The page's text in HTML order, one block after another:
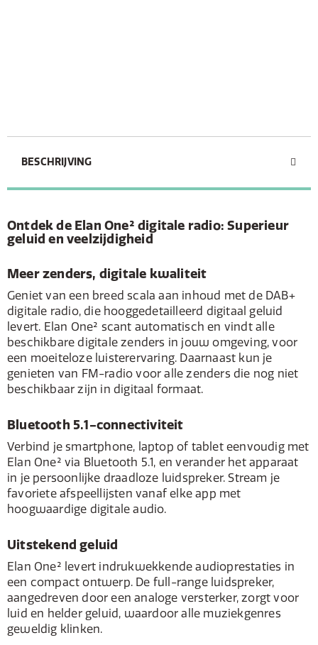
BESCHRIJVING
Ontdek de Elan One² digitale radio: Superieur
geluid en veelzijdigheid
Meer zenders, digitale kwaliteit
Geniet van een breed scala aan inhoud met de DAB+
digitale radio, die hooggedetailleerd digitaal geluid
levert. Elan One² scant automatisch en vindt alle
beschikbare digitale zenders in jouw omgeving, voor
een moeiteloze luisterervaring. Daarnaast kun je
genieten van FM-radio voor alle zenders die nog niet
beschikbaar zijn in digitaal formaat.
Bluetooth 5.1-connectiviteit
Verbind je smartphone, laptop of tablet eenvoudig met
Elan One² via Bluetooth 5.1, en verander het apparaat
in je persoonlijke draadloze luidspreker. Stream je
favoriete afspeellijsten vanaf elke app met
hoogwaardige digitale audio.
Uitstekend geluid
Elan One² levert indrukwekkende audioprestaties in
een compact ontwerp. De full-range luidspreker,
aangedreven door een analoge versterker, zorgt voor
luid en helder geluid, waardoor alle muziekgenres
geweldig klinken.